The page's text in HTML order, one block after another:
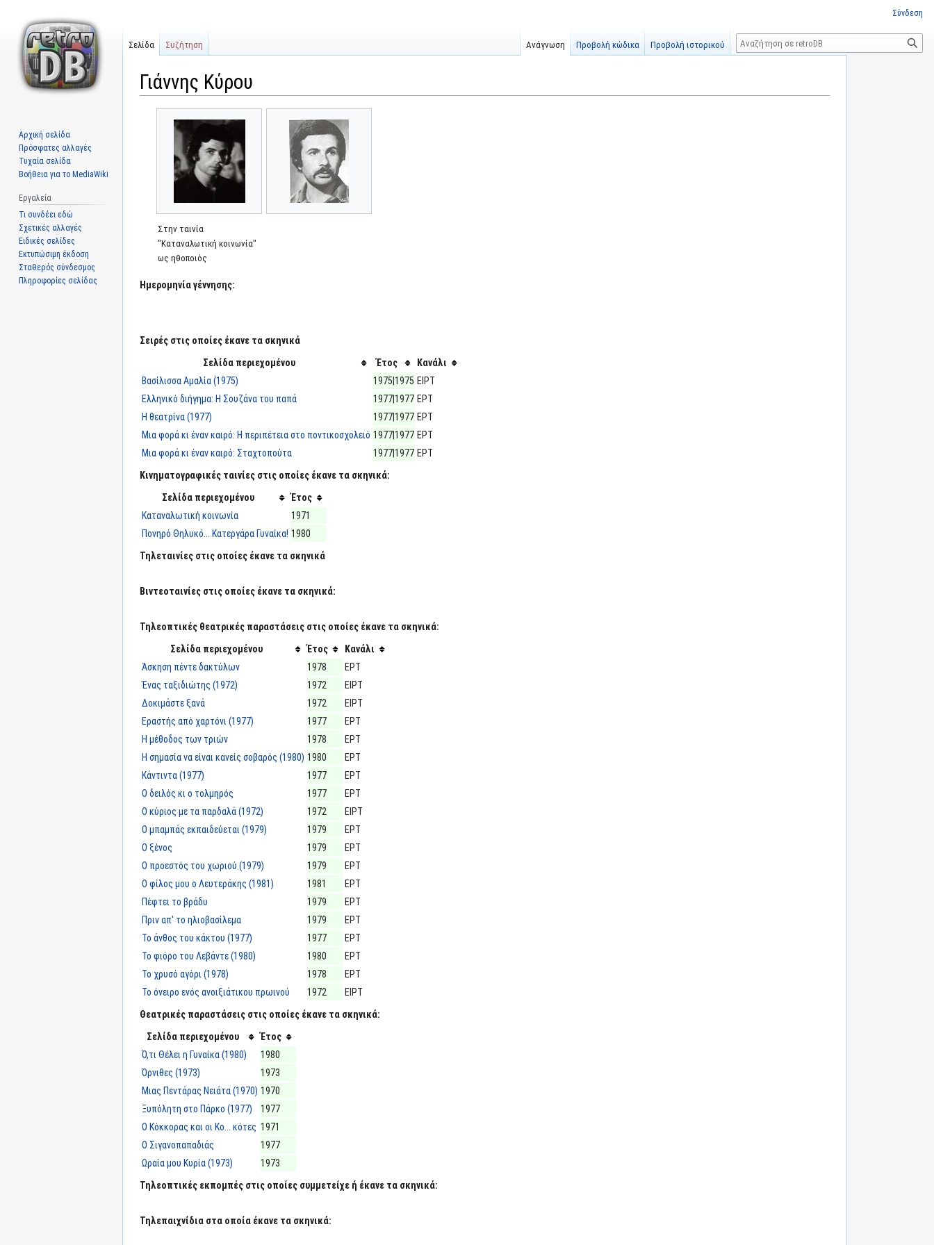
Γιάννης Κύρου
Στην ταινία
"Καταναλωτική κοινωνία"
ως ηθοποιός
Ημερομηνία γέννησης:
Σειρές στις οποίες έκανε τα σκηνικά
Σελίδα περιεχομένου
Έτος
Κανάλι
Βασίλισσα Αμαλία (1975)
1975|1975 ΕΙΡΤ
Ελληνικό διήγημα: Η Σουζάνα του παπά
1977|1977 ΕΡΤ
Η θεατρίνα (1977)
1977|1977 ΕΡΤ
Μια φορά κι έναν καιρό: Η περιπέτεια στο ποντικοσχολειό 1977|1977 ΕΡΤ
Μια φορά κι έναν καιρό: Σταχτοπούτα
1977|1977 ΕΡΤ
Κινηματογραφικές ταινίες στις οποίες έκανε τα σκηνικά:
Σελίδα περιεχομένου
Έτος
Καταναλωτική κοινωνία
1971
Πονηρό Θηλυκό... Κατεργάρα Γυναίκα! 1980
Τηλεταινίες στις οποίες έκανε τα σκηνικά
Βιντεοταινίες στις οποίες έκανε τα σκηνικά:
Τηλεοπτικές θεατρικές παραστάσεις στις οποίες έκανε τα σκηνικά:
Σελίδα περιεχομένου
Έτος
Κανάλι
Άσκηση πέντε δακτύλων
1978
ΕΡΤ
Ένας ταξιδιώτης (1972)
1972
ΕΙΡΤ
Δοκιμάστε ξανά
1972
ΕΙΡΤ
Εραστής από χαρτόνι (1977)
1977
ΕΡΤ
Η μέθοδος των τριών
1978
ΕΡΤ
Η σημασία να είναι κανείς σοβαρός (1980) 1980
ΕΡΤ
Κάντιντα (1977)
1977
ΕΡΤ
Ο δειλός κι ο τολμηρός
1977
ΕΡΤ
Ο κύριος με τα παρδαλά (1972)
1972
ΕΙΡΤ
Ο μπαμπάς εκπαιδεύεται (1979)
1979
ΕΡΤ
Ο ξένος
1979
ΕΡΤ
Ο προεστός του χωριού (1979)
1979
ΕΡΤ
Ο φίλος μου ο Λευτεράκης (1981)
1981
ΕΡΤ
Πέφτει το βράδυ
1979
ΕΡΤ
Πριν απ' το ηλιοβασίλεμα
1979
ΕΡΤ
Το άνθος του κάκτου (1977)
1977
ΕΡΤ
Το φιόρο του Λεβάντε (1980)
1980
ΕΡΤ
Το χρυσό αγόρι (1978)
1978
ΕΡΤ
Το όνειρο ενός ανοιξιάτικου πρωινού
1972
ΕΙΡΤ
Θεατρικές παραστάσεις στις οποίες έκανε τα σκηνικά:
Σελίδα περιεχομένου
Έτος
Ό,τι Θέλει η Γυναίκα (1980)
1980
Όρνιθες (1973)
1973
Μιας Πεντάρας Νειάτα (1970) 1970
Ξυπόλητη στο Πάρκο (1977)
1977
Ο Κόκκορας και οι Κο... κότες 1971
Ο Σιγανοπαπαδιάς
1977
Ωραία μου Κυρία (1973)
1973
Τηλεοπτικές εκπομπές στις οποίες συμμετείχε ή έκανε τα σκηνικά:
Τηλεπαιχνίδια στα οποία έκανε τα σκηνικά:
Σύνδεση
Σελίδα Συζήτηση Ανάγνωση Προβολή κώδικα Προβολή ιστορικού
Αναζήτηση
Αρχική σελίδα
Πρόσφατες αλλαγές
Τυχαία σελίδα
Βοήθεια για το MediaWiki
Εργαλεία
Τι συνδέει εδώ
Σχετικές αλλαγές
Ειδικές σελίδες
Εκτυπώσιμη έκδοση
Σταθερός σύνδεσμος
Πληροφορίες σελίδας